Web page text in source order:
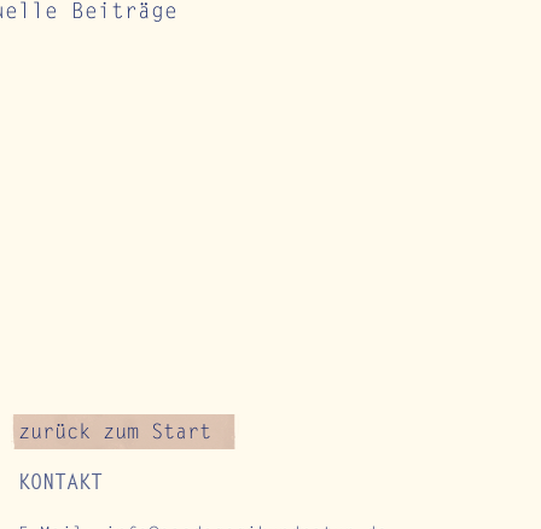
Beiträge
zurück zum Start
KONTAKT